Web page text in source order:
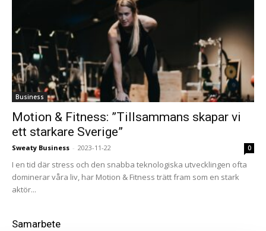
Business
Motion & Fitness: ”Tillsammans skapar vi
ett starkare Sverige”
Sweaty Business - 2023-11-22 0
I en tid där stress och den snabba teknologiska utvecklingen ofta
dominerar våra liv, har Motion & Fitness trätt fram som en stark
aktör...
Samarbete